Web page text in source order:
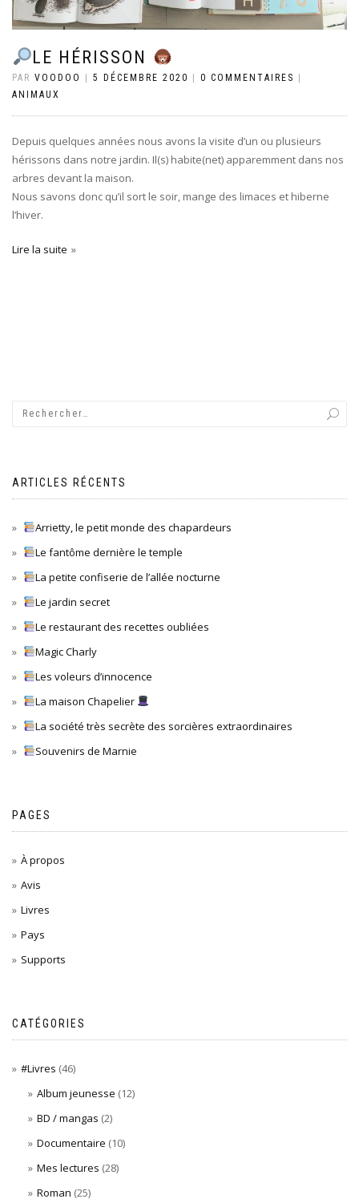
LE HÉRISSON
PAR VOODOO | 5 DÉCEMBRE 2020 | 0 COMMENTAIRES |
ANIMAUX
Depuis quelques années nous avons la visite d’un ou plusieurs
hérissons dans notre jardin. Il(s) habite(net) apparemment dans nos
arbres devant la maison.
Nous savons donc qu’il sort le soir, mange des limaces et hiberne
l’hiver.
Lire la suite
ARTICLES RÉCENTS
Arrietty, le petit monde des chapardeurs
Le fantôme dernière le temple
La petite confiserie de l’allée nocturne
Le jardin secret
Le restaurant des recettes oubliées
Magic Charly
Les voleurs d’innocence
La maison Chapelier
La société très secrète des sorcières extraordinaires
Souvenirs de Marnie
PAGES
À propos
Avis
Livres
Pays
Supports
CATÉGORIES
#Livres (46)
Album jeunesse (12)
BD / mangas (2)
Documentaire (10)
Mes lectures (28)
Roman (25)